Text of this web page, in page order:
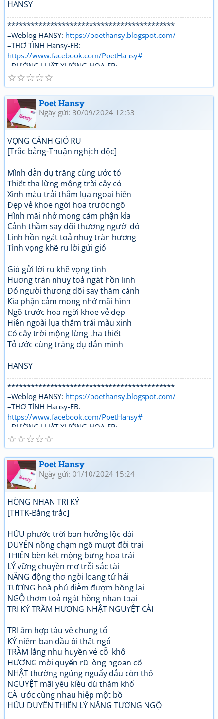
HANSY
*******************************************
–Weblog HANSY: https://poethansy.blogspot.com/
–THƠ TÌNH Hansy-FB:
https://www.facebook.com/PoetHansy#
–ĐƯỜNG LUẬT XƯỚNG HOẠ-FB:
https://www.facebook.com/...roups/DUONGLUAT.XUONGH
OA/
☆
☆
☆
☆
☆
Poet Hansy
Ngày gửi: 30/09/2024 12:53
VỌNG CÁNH GIÓ RU
[Trắc bằng-Thuận nghịch độc]
Mình dẫn dụ trăng cùng ước tỏ
Thiết tha lừng mộng trời cây cỏ
Xinh màu trải thắm lụa ngoài hiên
Đẹp vẻ khoe ngời hoa trước ngõ
Hình mãi nhớ mong cảm phận kìa
Cảnh thầm say dõi thương người đó
Linh hồn ngát toả nhuỵ tràn hương
Tình vọng khẽ ru lời gửi gió
Gió gửi lời ru khẽ vọng tình
Hương tràn nhuỵ toả ngát hồn linh
Đó người thương dõi say thầm cảnh
Kìa phận cảm mong nhớ mãi hình
Ngõ trước hoa ngời khoe vẻ đẹp
Hiên ngoài lụa thắm trải màu xinh
Cỏ cây trời mộng lừng tha thiết
Tỏ ước cùng trăng dụ dẫn mình
HANSY
*******************************************
–Weblog HANSY: https://poethansy.blogspot.com/
–THƠ TÌNH Hansy-FB:
https://www.facebook.com/PoetHansy#
–ĐƯỜNG LUẬT XƯỚNG HOẠ-FB:
https://www.facebook.com/...roups/DUONGLUAT.XUONGH
OA/
☆
☆
☆
☆
☆
Poet Hansy
Ngày gửi: 01/10/2024 15:24
HỒNG NHAN TRI KỶ
[THTK-Bằng trắc]
HỮU phước trời ban hưởng lộc dài
DUYÊN nồng chạm ngõ mượt đời trai
THIÊN bền kết mộng bừng hoa trái
LÝ vững chuyền mơ trỗi sắc tài
NĂNG động thơ ngời loang tứ hải
TƯƠNG hoà phú diễm đượm bồng lai
NGỘ thơm toả ngát hồng nhan toại
TRI KỶ TRẦM HƯƠNG NHẬT NGUYỆT CÀI
TRI âm hợp tấu về chung tổ
KỶ niệm ban đầu ôi thật ngố
TRẦM lắng nhu huyền vẻ cỗi khô
HƯƠNG mời quyến rũ lòng ngoan cố
NHẬT thường ngúng nguẩy dẫu còn thô
NGUYỆT mãi yêu kiều dù thậm khổ
CÀI ước cùng nhau hiệp một bồ
HỮU DUYÊN THIÊN LÝ NĂNG TƯƠNG NGỘ